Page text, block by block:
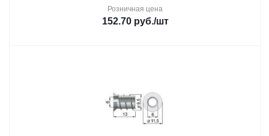
Розничная цена
152.70руб./шт